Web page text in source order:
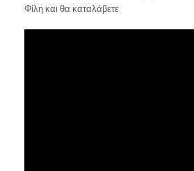
Φίλη και θα καταλάβετε.